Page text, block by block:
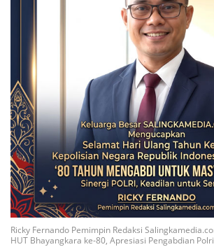
Ricky Fernando Pemimpin Redaksi
HUT Bhayangkara ke-80, Apresiasi Pengabdian